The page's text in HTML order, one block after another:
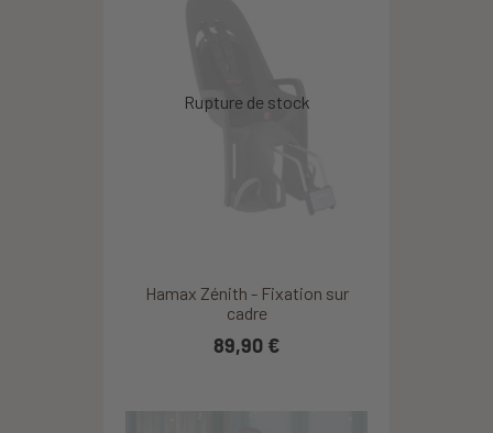
Hamax Zénith - Fixation sur
cadre
89,90 €